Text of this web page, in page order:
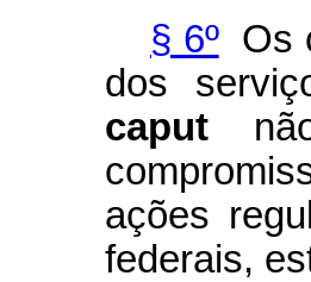
§ 6ºOs
dos
caput
ações
federais,